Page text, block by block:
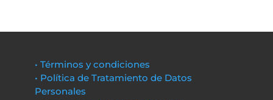
• Términos y condiciones
• Política de Tratamiento de Datos
Personales